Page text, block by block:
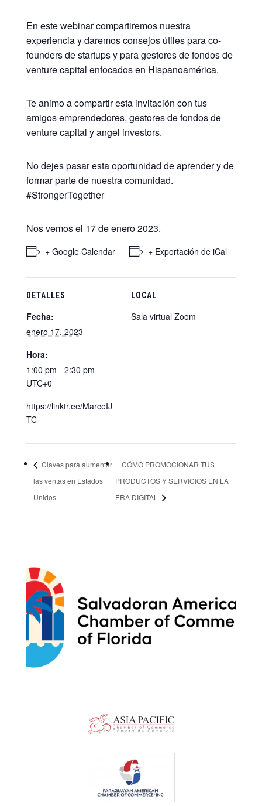
En este webinar compartiremos nuestra
experiencia y daremos consejos útiles para co-
founders de startups y para gestores de fondos de
venture capital enfocados en Hispanoamérica.
Te animo a compartir esta invitación con tus
amigos emprendedores, gestores de fondos de
venture capital y angel investors.
No dejes pasar esta oportunidad de aprender y de
formar parte de nuestra comunidad.
#StrongerTogether
Nos vemos el 17 de enero 2023​​​​.
+ Google Calendar + Exportación de iCal
DETALLES
Fecha:
enero 17, 2023
Hora:
1:00 pm - 2:30 pm
UTC+0
https://linktr.ee/MarceIJ
TC
LOCAL
Sala virtual Zoom
Claves para aumentar
las ventas en Estados
Unidos
CÓMO PROMOCIONAR TUS
PRODUCTOS Y SERVICIOS EN LA
ERA DIGITAL